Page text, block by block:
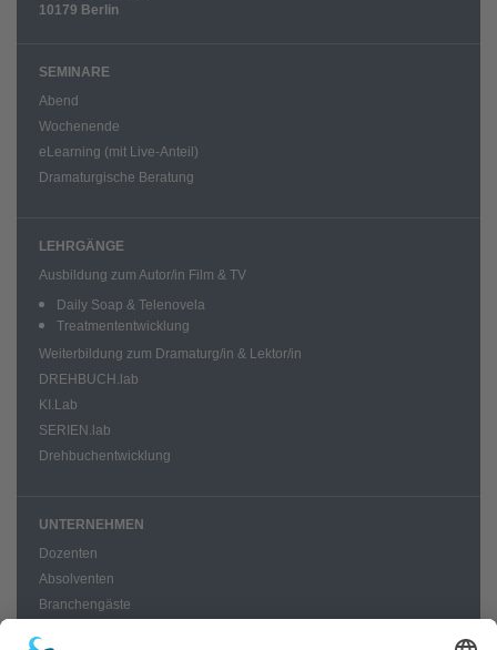
10179 Berlin
SEMINARE
Abend
Wochenende
eLearning (mit Live-Anteil)
Dramaturgische Beratung
LEHRGÄNGE
Ausbildung zum Autor/in Film & TV
Daily Soap & Telenovela
Treatmententwicklung
Weiterbildung zum Dramaturg/in & Lektor/in
DREHBUCH.lab
KI.Lab
SERIEN.lab
Drehbuchentwicklung
UNTERNEHMEN
Dozenten
Absolventen
Branchengäste